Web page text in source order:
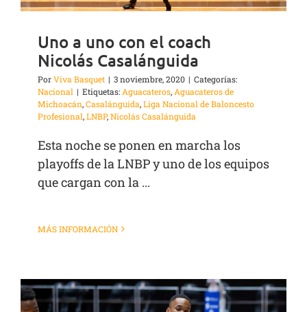
Uno a uno con el coach
Nicolás Casalánguida
PorViva Basquet | 3 noviembre, 2020 | Categorías:
Nacional | Etiquetas: Aguacateros, Aguacateros de
Michoacán,Casalánguida,Liga Nacional de Baloncesto
Profesional,LNBP,Nicolás Casalánguida
Esta noche se ponen en marcha los
playoffs de la LNBP y uno de los equipos
que cargan con la ...
MÁS INFORMACIÓN